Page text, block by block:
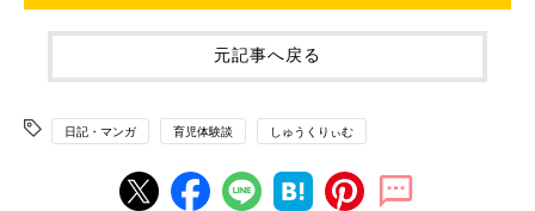
元記事へ戻る
日記・マンガ 育児体験談 しゅうくりぃむ